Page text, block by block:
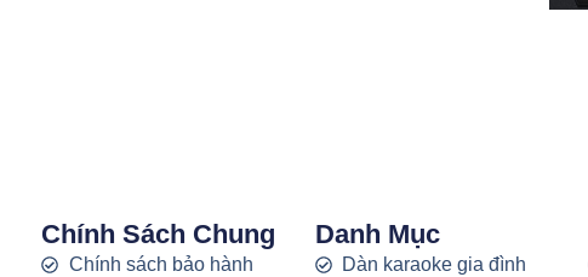
Chính Sách Chung
Chính sách bảo hành
Danh Mục
Dàn karaoke gia đình